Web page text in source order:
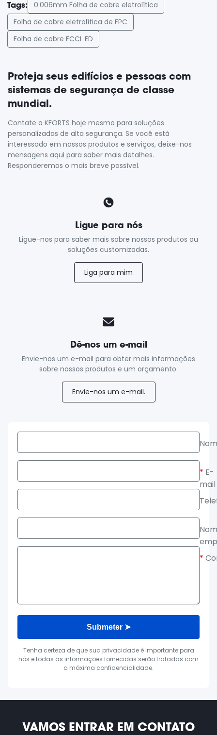
Tags:
0.006mm Folha de cobre eletrolítica
Folha de cobre eletrolítica de FPC
Folha de cobre FCCL ED
Proteja seus edifícios e pessoas com
sistemas de segurança de classe
mundial.
Contate a KFORTS hoje mesmo para soluções
personalizadas de alta segurança. Se você está
interessado em nossos produtos e serviços, deixe-nos
mensagens aqui para saber mais detalhes.
Responderemos o mais breve possível.
Ligue para nós
Ligue-nos para saber mais sobre nossos produtos ou
soluções customizadas.
Liga para mim
Dê-nos um e-mail
Envie-nos um e-mail para obter mais informações
sobre nossos produtos e um orçamento.
Envie-nos um e-mail.
* E-
mail
*
Submeter ➤
Tenha certeza de que sua privacidade é importante para
nós e todas as informações fornecidas serão tratadas com
a máxima confidencialidade.
VAMOS ENTRAR EM CONTATO